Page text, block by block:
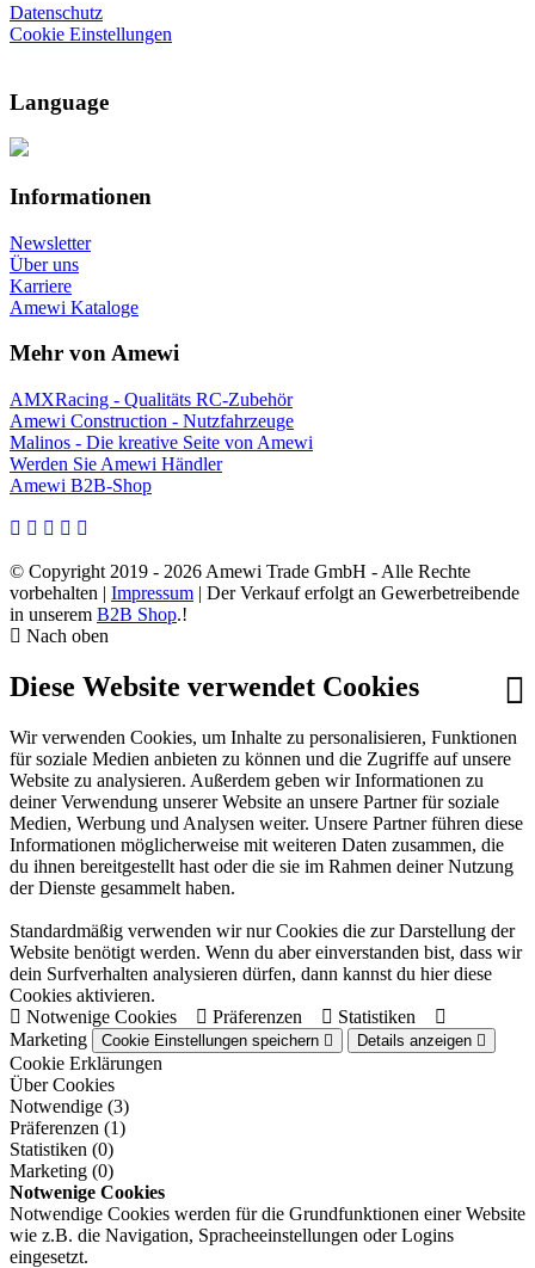
Datenschutz
Cookie Einstellungen
Language
Informationen
Newsletter
Über uns
Karriere
Amewi Kataloge
Mehr von Amewi
AMXRacing - Qualitäts RC-Zubehör
Amewi Construction - Nutzfahrzeuge
Malinos - Die kreative Seite von Amewi
Werden Sie Amewi Händler
Amewi B2B-Shop
© Copyright 2019 - 2026 Amewi Trade GmbH - Alle Rechte
vorbehalten | Impressum | Der Verkauf erfolgt an Gewerbetreibende
in unserem B2B Shop.!
Nach oben
Diese Website verwendet Cookies
Wir verwenden Cookies, um Inhalte zu personalisieren, Funktionen
für soziale Medien anbieten zu können und die Zugriffe auf unsere
Website zu analysieren. Außerdem geben wir Informationen zu
deiner Verwendung unserer Website an unsere Partner für soziale
Medien, Werbung und Analysen weiter. Unsere Partner führen diese
Informationen möglicherweise mit weiteren Daten zusammen, die
du ihnen bereitgestellt hast oder die sie im Rahmen deiner Nutzung
der Dienste gesammelt haben.
Standardmäßig verwenden wir nur Cookies die zur Darstellung der
Website benötigt werden. Wenn du aber einverstanden bist, dass wir
dein Surfverhalten analysieren dürfen, dann kannst du hier diese
Cookies aktivieren.
Notwenige Cookies
Präferenzen
Statistiken
Marketing
Cookie Einstellungen speichern Details anzeigen
Cookie Erklärungen
Über Cookies
Notwendige (3)
Präferenzen (1)
Statistiken (0)
Marketing (0)
Notwenige Cookies
Notwendige Cookies werden für die Grundfunktionen einer Website
wie z.B. die Navigation, Spracheeinstellungen oder Logins
eingesetzt.